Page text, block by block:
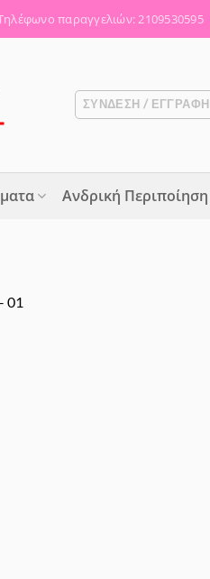
παραγγελιών: 2109530595
ΣΎΝΔΕΣΗ / ΕΓΓΡΑΦΉ
Ανδρική Περιποίηση
01